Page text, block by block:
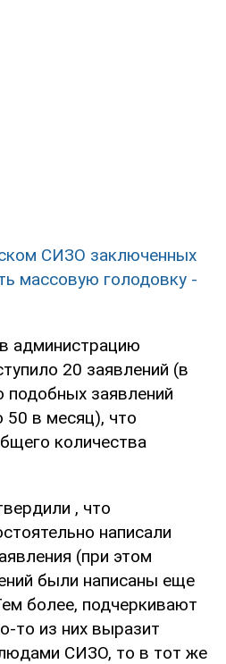
СИЗО заключенных
массовую голодовку -
администрацию
20 заявлений (в
подобных заявлений
50 в месяц), что
количества
, что
написали
(при этом
были написаны еще
более, подчеркивают
то из них выразит
СИЗО, то в тот же